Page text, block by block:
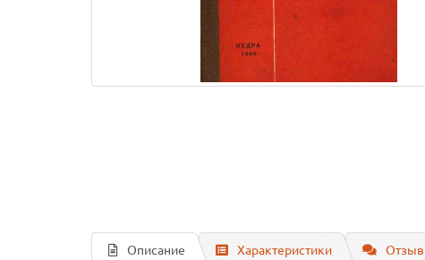
Описание Характеристики